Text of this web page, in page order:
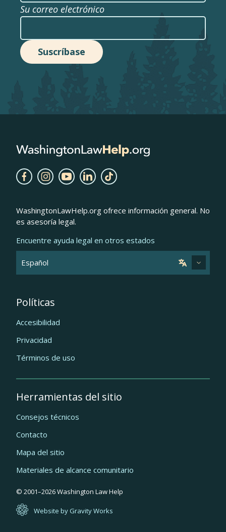
Su correo electrónico
WashingtonLawHelp.org ofrece información general. No
es asesoría legal.
Encuentre ayuda legal en otros estados
Quick
links
Políticas
Accesibilidad
Privacidad
Términos de uso
Herramientas del sitio
Consejos técnicos
Contacto
Mapa del sitio
Materiales de alcance comunitario
© 2001–2026Washington Law Help
Website by Gravity Works